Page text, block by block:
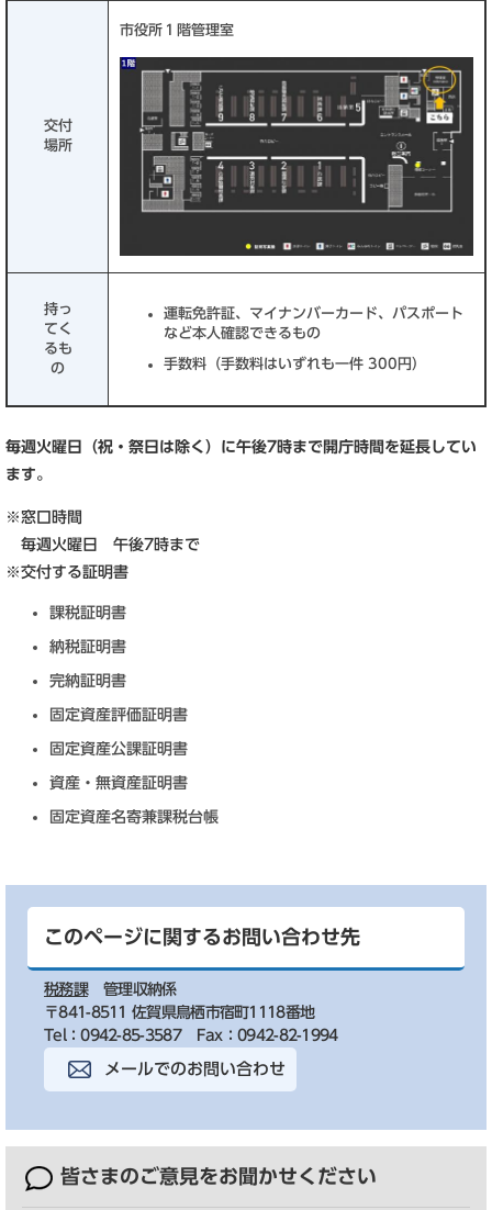
交付
場所
市役所１階管理室
持っ
てく
るも
の
運転免許証、マイナンバーカード、パスポート
など本人確認できるもの
手数料（手数料はいずれも一件 300円）
毎週火曜日（祝・祭日は除く）に午後7時まで開庁時間を延長してい
ます。
※窓口時間
毎週火曜日 午後7時まで
※交付する証明書
課税証明書
納税証明書
完納証明書
固定資産評価証明書
固定資産公課証明書
資産・無資産証明書
固定資産名寄兼課税台帳
このページに関するお問い合わせ先
税務課
管理収納係
〒841-8511 佐賀県鳥栖市宿町1118番地
Tel：0942-85-3587
Fax：0942-82-1994
メールでのお問い合わせ
皆さまのご意見をお聞かせください